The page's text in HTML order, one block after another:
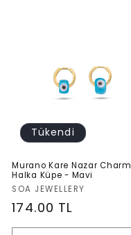
Tükendi
Murano Kare Nazar Charm
Halka Küpe - Mavi
Satıcı:
SOA JEWELLERY
Normal
fiyat
174.00 TL